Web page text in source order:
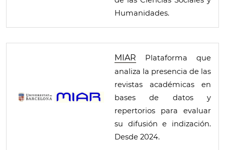
Humanidades.
MIAR Plataforma que
analiza la presencia de las
revistas académicas en
bases de datos y
repertorios para evaluar
su difusión e indización.
Desde 2024.